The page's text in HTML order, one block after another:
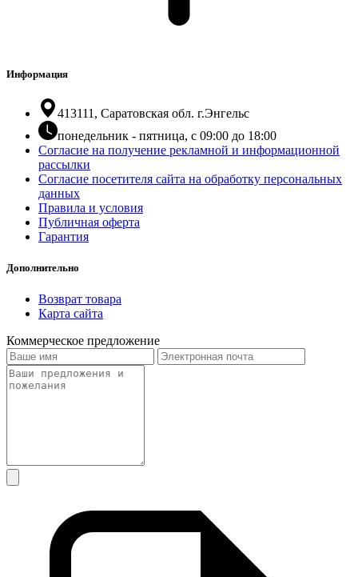
Информация
413111, Саратовская обл. г.Энгельс
понедельник - пятница, с 09:00 до 18:00
Согласие на получение рекламной и информационной
рассылки
Согласие посетителя сайта на обработку персональных
данных
Правила и условия
Публичная оферта
Гарантия
Дополнительно
Возврат товара
Карта сайта
Коммерческое предложение